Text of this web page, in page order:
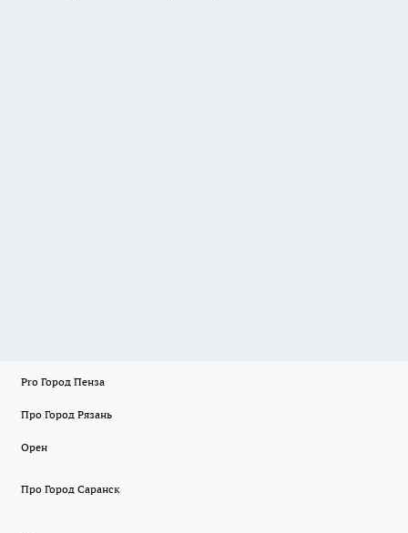
Pro Город Пенза
Про Город Рязань
Орен
Про Город Саранск